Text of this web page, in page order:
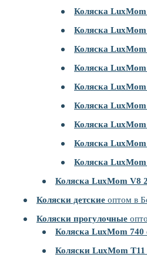
Коляска LuxMom
Коляска LuxMom
Коляска LuxMom
Коляска LuxMom
Коляска LuxMom
Коляска LuxMom
Коляска LuxMom
Коляска LuxMom
Коляска
Коляска LuxMom V8
Коляски детские оптом в
Коляски прогулочные
Коляска LuxMom 740
Коляски LuxMom T11